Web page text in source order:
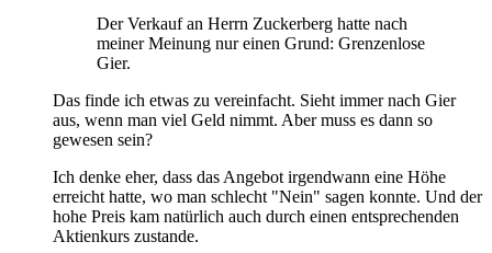
Der Verkauf an Herrn Zuckerberg hatte nach
meiner Meinung nur einen Grund: Grenzenlose
Gier.
Das finde ich etwas zu vereinfacht. Sieht immer nach Gier
aus, wenn man viel Geld nimmt. Aber muss es dann so
gewesen sein?
Ich denke eher, dass das Angebot irgendwann eine Höhe
erreicht hatte, wo man schlecht "Nein" sagen konnte. Und der
hohe Preis kam natürlich auch durch einen entsprechenden
Aktienkurs zustande.